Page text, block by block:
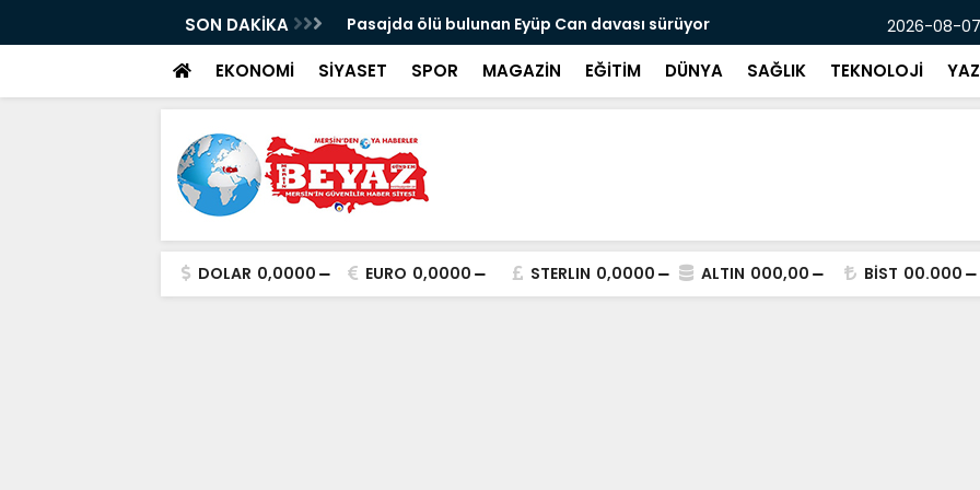
SON DAKİKA Mersin’de incir hasadı başladı Mersin’de
2026-08-
EKONOMİ SİYASET SPOR MAGAZİN EĞİTİM DÜNYA SAĞLIK TEKNOLOJİ
DOLAR 0,0000 EURO 0,0000 STERLIN 0,0000 ALTIN 000,00 BİST 00.000